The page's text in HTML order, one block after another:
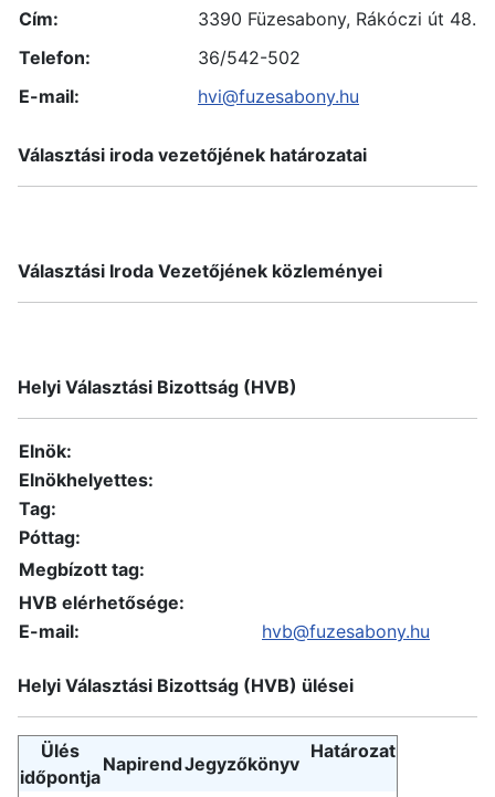
Cím:
3390 Füzesabony, Rákóczi út 48.
Telefon:
36/542-502
E-mail:
hvi@fuzesabony.hu
Választási iroda vezetőjének határozatai
Választási Iroda Vezetőjének közleményei
Helyi Választási Bizottság (HVB)
Elnök:
Elnökhelyettes:
Tag:
Póttag:
Megbízott tag:
HVB elérhetősége:
E-mail:
hvb@fuzesabony.hu
Helyi Választási Bizottság (HVB) ülései
Ülés
időpontja
NapirendJegyzőkönyv
Határozat